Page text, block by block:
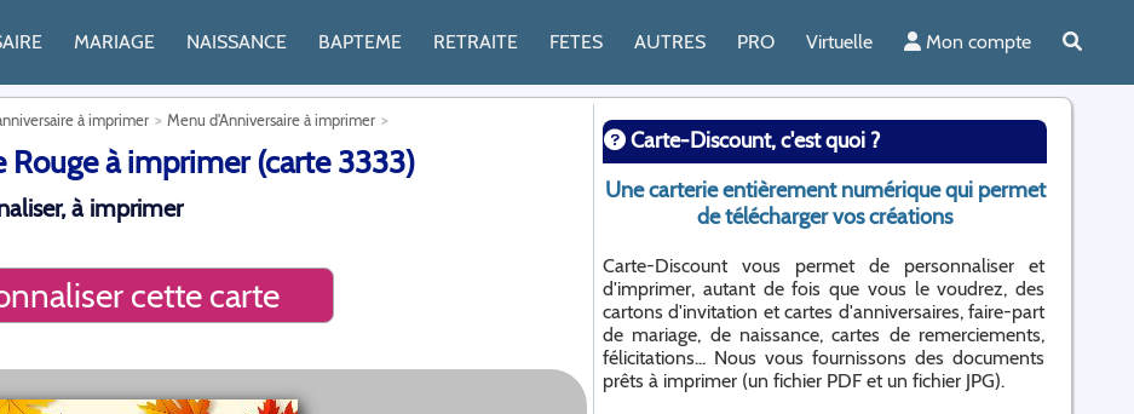
MARIAGE NAISSANCE BAPTEME RETRAITE FETES AUTRES PRO Virtuelle Mon compte
à imprimer Menu d'Anniversaire à imprimer
Rouge à imprimer (carte 3333)
à imprimer
cette carte
Carte-Discount, c'est quoi ?
Une carterie entièrement numérique qui permet
de télécharger vos créations
Carte-Discount vous permet de personnaliser et
d'imprimer, autant de fois que vous le voudrez, des
cartons d'invitation et cartes d'anniversaires, faire-part
de mariage, de naissance, cartes de remerciements,
félicitations... Nous vous fournissons des documents
prêts à imprimer (un fichier PDF et un fichier JPG).